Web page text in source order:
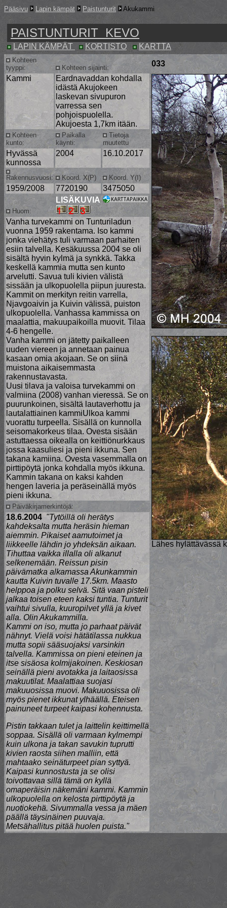
Pääsivu Lapin kämpät Paistunturit Akukammi
PAISTUNTURIT KEVO
LAPIN KÄMPÄT KORTISTO KARTTA
Kohteen
tyyppi:
Kohteen sijainti:
033
Kammi
Eardnavaddan kohdalla
idästä Akujokeen
laskevan sivupuron
varressa sen
pohjoispuolella.
Akujoesta 1,7km itään.
Lähes hylättävässä
Kohteen
kunto:
Paikalla
käynti:
Tietoja
muutettu
Hyvässä
kunnossa
2004 16.10.2017
Rakennusvuosi: Koord. X(P) Koord. Y(I)
1959/2008 7720190 3475050
Huom:
LISÄKUVIA
Vanha turvekammi on Tunturiladun
vuonna 1959 rakentama. Iso kammi
jonka viehätys tuli varmaan parhaiten
esiin talvella. Kesäkuussa 2004 se oli
sisältä hyvin kylmä ja synkkä. Takka
keskellä kammia mutta sen kunto
arvelutti. Savua tuli kivien välistä
sissään ja ulkopuolella piipun juuresta.
Kammit on merkityn reitin varrella,
Njavgoaivin ja Kuivin välissä, puiston
ulkopuolella. Vanhassa kammissa on
maalattia, makuupaikoilla muovit. Tilaa
4-6 hengelle.
Vanha kammi on jätetty paikalleen
uuden viereen ja annetaan painua
kasaan omia akojaan. Se on siinä
muistona aikaisemmasta
rakennustavasta.
Uusi tilava ja valoisa turvekammi on
valmiina (2008) vanhan vieressä. Se on
puurunkoinen, sisältä lautaverhottu ja
lautalattiainen kammiUlkoa kammi
vuorattu turpeella. Sisällä on kunnolla
seisomakorkeus tilaa. Ovesta sisään
astuttaessa oikealla on keittiönurkkaus
jossa kaasuliesi ja pieni ikkuna. Sen
takana kamiina. Ovesta vasemmalla on
pirttipöytä jonka kohdalla myös ikkuna.
Kammin takana on kaksi kahden
hengen laveria ja peräseinällä myös
pieni ikkuna.
Päiväkirjamerkintöjä:
18.6.2004 "Tytöillä oli herätys
kahdeksalta mutta heräsin hieman
aiemmin. Pikaiset aamutoimet ja
liikkeelle lähdin jo yhdeksän aikaan.
Tihuttaa vaikka illalla oli alkanut
selkenemään. Reissun pisin
päivämatka alkamassa Akunkammin
kautta Kuivin tuvalle 17.5km. Maasto
helppoa ja polku selvä. Sitä vaan pisteli
jalkaa toisen eteen kaksi tuntia. Tunturit
vaihtui sivulla, kuuropilvet yllä ja kivet
alla. Olin Akukammilla.
Kammi on iso, mutta jo parhaat päivät
nähnyt. Vielä voisi hätätilassa nukkua
mutta sopii sääsuojaksi varsinkin
talvella. Kammissa on pieni eteinen ja
itse sisäosa kolmijakoinen. Keskiosan
seinällä pieni avotakka ja laitaosissa
makuutilat. Maalattiaa suojasi
makuuosissa muovi. Makuuosissa oli
myös pienet ikkunat ylhäällä. Eteisen
painuneet turpeet kaipasi kohennusta.
Pistin takkaan tulet ja laittelin keittimellä
soppaa. Sisällä oli varmaan kylmempi
kuin ulkona ja takan savukin tuprutti
kivien raosta siihen malliin, että
mahtaako seinäturpeet pian syttyä.
Kaipasi kunnostusta ja se olisi
toivottavaa sillä tämä on kyllä
omaperäisin näkemäni kammi. Kammin
ulkopuolella on kelosta pirttipöytä ja
nuotiokehä. Sivummalla vessa ja mäen
päällä täysinäinen puuvaja.
Metsähallitus pitää huolen puista."